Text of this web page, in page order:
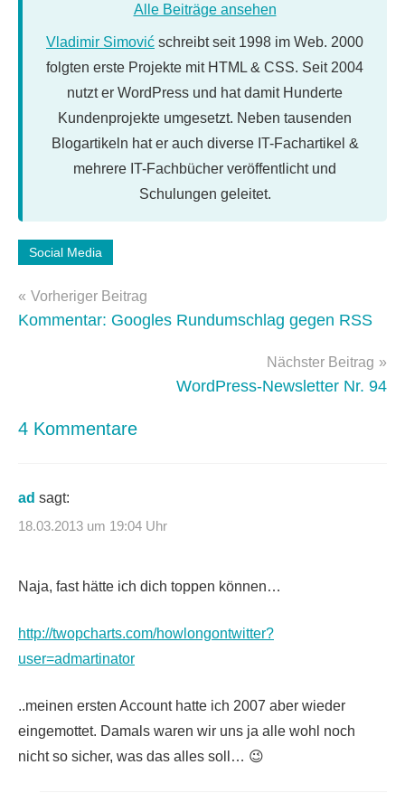
Alle Beiträge ansehen
Vladimir Simović schreibt seit 1998 im Web. 2000
folgten erste Projekte mit HTML & CSS. Seit 2004
nutzt er WordPress und hat damit Hunderte
Kundenprojekte umgesetzt. Neben tausenden
Blogartikeln hat er auch diverse IT-Fachartikel &
mehrere IT-Fachbücher veröffentlicht und
Schulungen geleitet.
Schlagwörter:
Social Media
Beitragsnavigation
Vorheriger Beitrag
Kommentar: Googles Rundumschlag gegen RSS
Nächster Beitrag
WordPress-Newsletter Nr. 94
4 Kommentare
ad sagt:
18.03.2013 um 19:04 Uhr
Naja, fast hätte ich dich toppen können…
http://twopcharts.com/howlongontwitter?
user=admartinator
..meinen ersten Account hatte ich 2007 aber wieder
eingemottet. Damals waren wir uns ja alle wohl noch
nicht so sicher, was das alles soll… 😉